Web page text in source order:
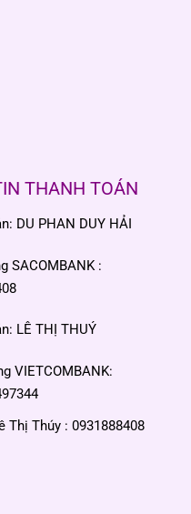
THANH TOÁN
DU PHAN DUY HẢI
SACOMBANK :
LÊ THỊ THUÝ
VIETCOMBANK:
Thị Thúy : 0931888408